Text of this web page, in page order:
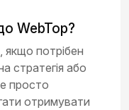
WebTop?
потрібен
стратегія або
просто
отримувати